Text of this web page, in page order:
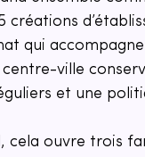
créations
qui
ville
et une
cela ouvre trois